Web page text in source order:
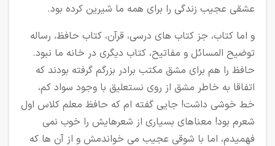
عشقی عجیب زندگی را برای همه ما شیرین کرده بود.
و اما کتاب، جز کتاب های درسی، قرآن، کتاب حافظ، رساله
توضیح المسائل و مفاتیح، کتاب دیگری در خانه ما نبود.
حافظ را هم برای مشق مکتب برادر بزرگم گرفته بودند که
اتفاقا به خاطر مشق از روی نستعلیق با وجود سواد کم،
خط خوشی داشت! جایی گفته ام که حافظ معلم کلاس اول
شعرم بود! معناهای بسیاری از شعرهایش را خوب نمی
فهمیدم، اما با شوقی عجیب می خواندمش و از آن ها که